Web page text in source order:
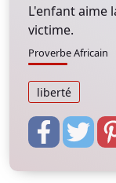
L'enfant aime
victime.
Proverbe Africain
liberté